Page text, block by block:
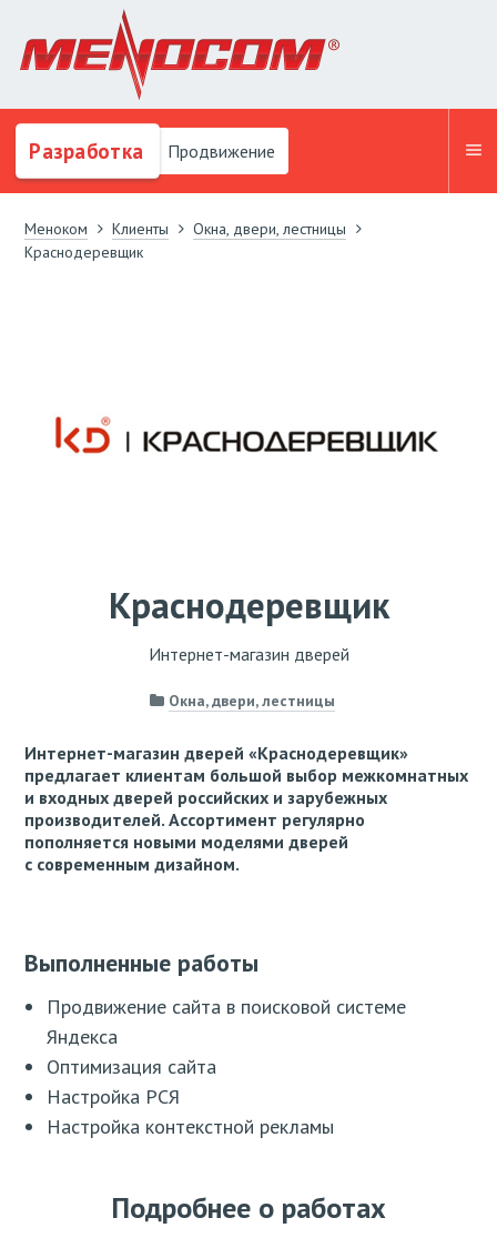
Разработка Продвижение
Меноком Клиенты
Окна, двери, лестницы
Краснодеревщик
Краснодеревщик
Интернет-магазин дверей
Окна, двери, лестницы
Интернет-магазин дверей «Краснодеревщик»
предлагает клиентам большой выбор межкомнатных
и входных дверей российских и зарубежных
производителей. Ассортимент регулярно
пополняется новыми моделями дверей
с современным дизайном.
Выполненные работы
Продвижение сайта в поисковой системе
Яндекса
Оптимизация сайта
Настройка РСЯ
Настройка контекстной рекламы
Подробнее о работах